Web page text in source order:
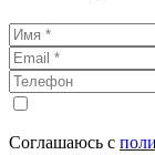
Соглашаюсь с